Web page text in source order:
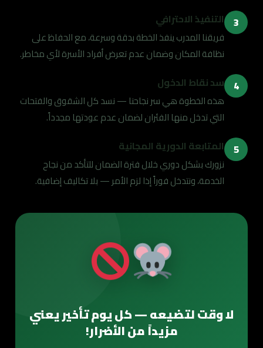
3 التنفيذ الاحترافي
فريقنا المدرب ينفذ الخطة بدقة وسرعة، مع الحفاظ على
نظافة المكان وضمان عدم تعرض أفراد الأسرة لأي مخاطر.
4 سد نقاط الدخول
هذه الخطوة هي سر نجاحنا — نسد كل الشقوق والفتحات
التي تدخل منها الفئران لضمان عدم عودتها مجدداً.
5 المتابعة الدورية المجانية
نزورك بشكل دوري خلال فترة الضمان للتأكد من نجاح
الخدمة، ونتدخل فوراً إذا لزم الأمر — بلا تكاليف إضافية.
لا وقت لتضيعه — كل يوم تأخير يعني
مزيداً من الأضرار!